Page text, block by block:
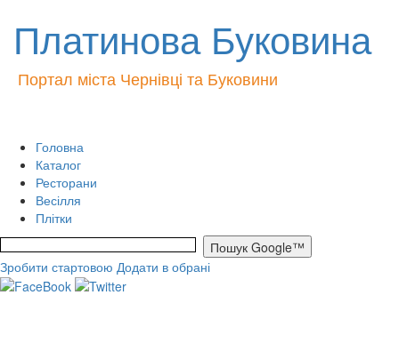
Платинова Буковина
Портал міста Чернівці та Буковини
Головна
Каталог
Ресторани
Весілля
Плітки
Зробити стартовою Додати в обрані